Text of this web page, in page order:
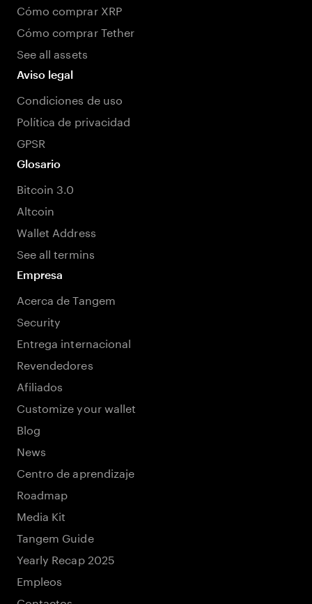
Cómo comprar XRP
Cómo comprar Tether
See all assets
Aviso legal
Condiciones de uso
Política de privacidad
GPSR
Glosario
Bitcoin 3.0
Altcoin
Wallet Address
See all termins
Empresa
Acerca de Tangem
Security
Entrega internacional
Revendedores
Afiliados
Customize your wallet
Blog
News
Centro de aprendizaje
Roadmap
Media Kit
Tangem Guide
Yearly Recap 2025
Empleos